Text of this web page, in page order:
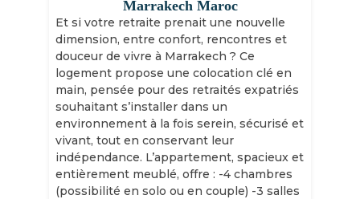
Marrakech Maroc
Et si votre retraite prenait une nouvelle
dimension, entre confort, rencontres et
douceur de vivre à Marrakech ? Ce
logement propose une colocation clé en
main, pensée pour des retraités expatriés
souhaitant s’installer dans un
environnement à la fois serein, sécurisé et
vivant, tout en conservant leur
indépendance. L’appartement, spacieux et
entièrement meublé, offre : -4 chambres
(possibilité en solo ou en couple) -3 salles